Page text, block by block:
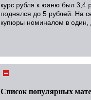
курс рубля к юаню был 3,4
поднялся до 5 рублей. На
купюры номиналом в один,
Список популярных